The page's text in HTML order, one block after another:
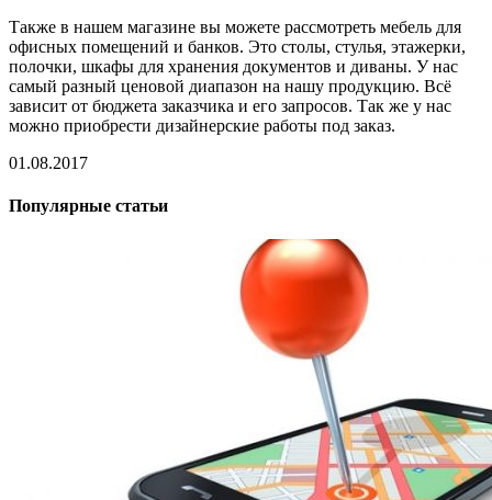
Также в нашем магазине вы можете рассмотреть мебель для
офисных помещений и банков. Это столы, стулья, этажерки,
полочки, шкафы для хранения документов и диваны. У нас
самый разный ценовой диапазон на нашу продукцию. Всё
зависит от бюджета заказчика и его запросов. Так же у нас
можно приобрести дизайнерские работы под заказ.
01.08.2017
Популярные статьи